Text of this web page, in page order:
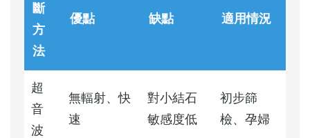
斷
方
法
優點 缺點 適用情況
超
音
波
無輻射、快
速
對小結石
敏感度低
初步篩
檢、孕婦